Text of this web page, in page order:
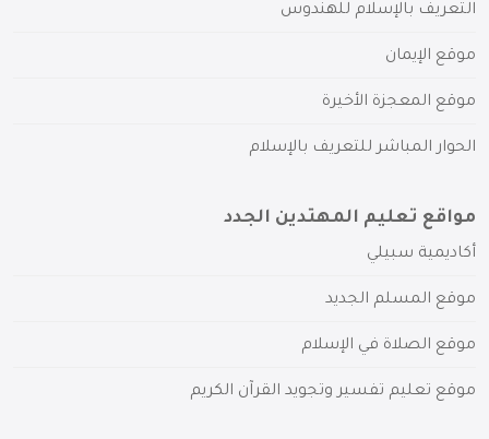
التعريف بالإسلام للهندوس
موقع الإيمان
موقع المعجزة الأخيرة
الحوار المباشر للتعريف بالإسلام
مواقع تعليم المهتدين الجدد
أكاديمية سبيلي
موقع المسلم الجديد
موقع الصلاة في الإسلام
موقع تعليم تفسير وتجويد القرآن الكريم